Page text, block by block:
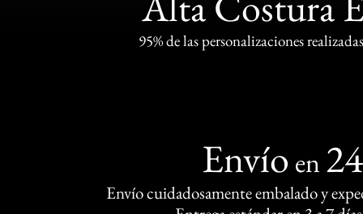
95% de las personalizaciones
Envío en
Envío cuidadosamente embalado y